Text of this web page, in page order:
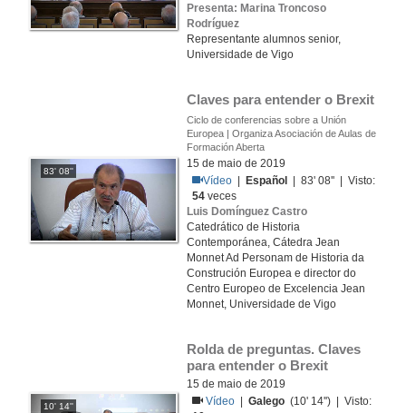
Presenta: Marina Troncoso
Rodríguez
Representante alumnos senior,
Universidade de Vigo
83' 08''
Claves para entender o Brexit
Ciclo de conferencias sobre a Unión
Europea | Organiza Asociación de Aulas de
Formación Aberta
15 de maio de 2019
Vídeo
Español
| 83' 08'' | Visto:
54 veces
Luis Domínguez Castro
Catedrático de Historia
Contemporánea, Cátedra Jean
Monnet Ad Personam de Historia da
Construción Europea e director do
Centro Europeo de Excelencia Jean
Monnet, Universidade de Vigo
10' 14''
Rolda de preguntas. Claves
para entender o Brexit
15 de maio de 2019
Vídeo
|Galego (10' 14'') | Visto: